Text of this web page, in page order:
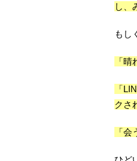
し、
もし
「
「
クさ
「